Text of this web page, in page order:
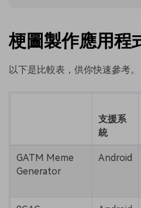
梗圖製作應用程
以下是比較表，供你快速參考。
支援系
統
GATM Meme
Generator
Android